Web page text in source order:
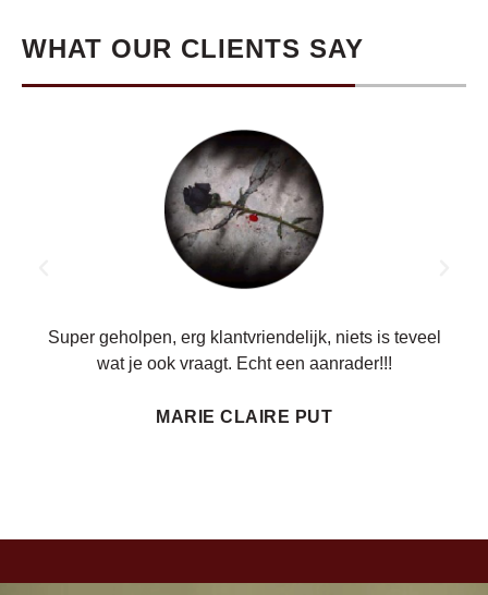
WHAT OUR CLIENTS SAY
Super geholpen, erg klantvriendelijk, niets is teveel
wat je ook vraagt. Echt een aanrader!!!
MARIE CLAIRE PUT